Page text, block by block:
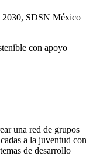
con apoyo
una red de grupos
a la juventud con
de desarrollo